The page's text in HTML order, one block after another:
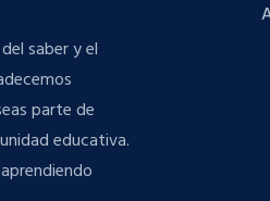
saber y el
parte de
educativa.